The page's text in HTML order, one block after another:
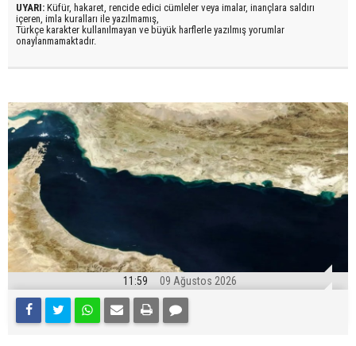
UYARI: Küfür, hakaret, rencide edici cümleler veya imalar, inançlara saldırı
içeren, imla kuralları ile yazılmamış,
Türkçe karakter kullanılmayan ve büyük harflerle yazılmış yorumlar
onaylanmamaktadır.
11:59 09 Ağustos 2026